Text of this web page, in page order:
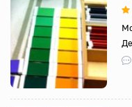
Назад